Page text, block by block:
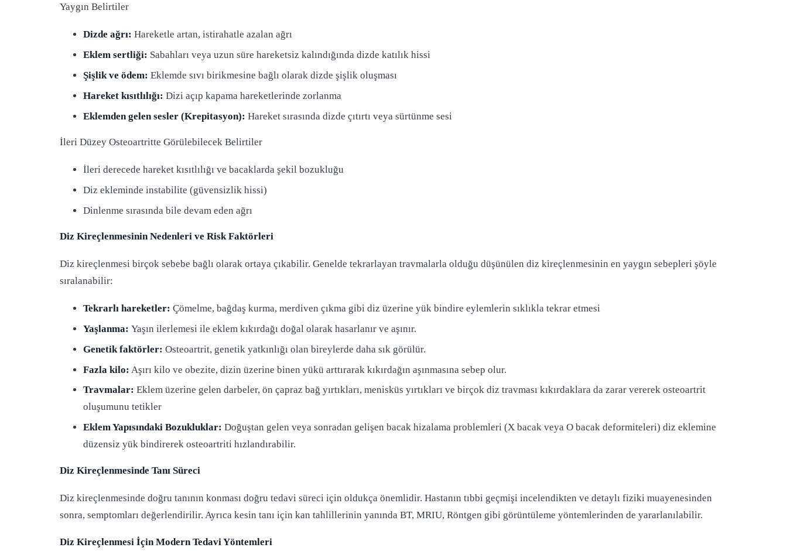
Yaygın Belirtiler
Dizde ağrı: Hareketle artan, istirahatle azalan ağrı
Eklem sertliği: Sabahları veya uzun süre hareketsiz kalındığında dizde katılık hissi
Şişlik ve ödem: Eklemde sıvı birikmesine bağlı olarak dizde şişlik oluşması
Hareket kısıtlılığı: Dizi açıp kapama hareketlerinde zorlanma
Eklemden gelen sesler (Krepitasyon): Hareket sırasında dizde çıtırtı veya sürtünme sesi
İleri Düzey Osteoartritte Görülebilecek Belirtiler
İleri derecede hareket kısıtlılığı ve bacaklarda şekil bozukluğu
Diz ekleminde instabilite (güvensizlik hissi)
Dinlenme sırasında bile devam eden ağrı
Diz Kireçlenmesinin Nedenleri ve Risk Faktörleri
Diz kireçlenmesi birçok sebebe bağlı olarak ortaya çıkabilir. Genelde tekrarlayan travmalarla olduğu düşünülen diz kireçlenmesinin en yaygın sebepleri şöyle
sıralanabilir:
Tekrarlı hareketler: Çömelme, bağdaş kurma, merdiven çıkma gibi diz üzerine yük bindire eylemlerin sıklıkla tekrar etmesi
Yaşlanma: Yaşın ilerlemesi ile eklem kıkırdağı doğal olarak hasarlanır ve aşınır.
Genetik faktörler: Osteoartrit, genetik yatkınlığı olan bireylerde daha sık görülür.
Fazla kilo: Aşırı kilo ve obezite, dizin üzerine binen yükü arttırarak kıkırdağın aşınmasına sebep olur.
Travmalar: Eklem üzerine gelen darbeler, ön çapraz bağ yırtıkları, menisküs yırtıkları ve birçok diz travması kıkırdaklara da zarar vererek osteoartrit
oluşumunu tetikler
Eklem Yapısındaki Bozukluklar: Doğuştan gelen veya sonradan gelişen bacak hizalama problemleri (X bacak veya O bacak deformiteleri) diz eklemine
düzensiz yük bindirerek osteoartriti hızlandırabilir.
Diz Kireçlenmesinde Tanı Süreci
Diz kireçlenmesinde doğru tanının konması doğru tedavi süreci için oldukça önemlidir. Hastanın tıbbi geçmişi incelendikten ve detaylı fiziki muayenesinden
sonra, semptomları değerlendirilir. Ayrıca kesin tanı için kan tahlillerinin yanında BT, MRIU, Röntgen gibi görüntüleme yöntemlerinden de yararlanılabilir.
Diz Kireçlenmesi İçin Modern Tedavi Yöntemleri